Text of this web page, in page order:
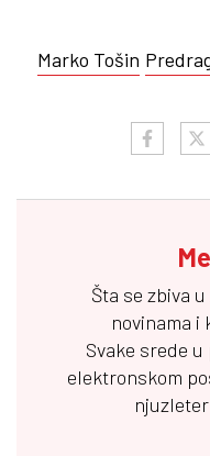
Marko Tošin
Šta se zbiva
novinama i
Svake srede u
elektronskom